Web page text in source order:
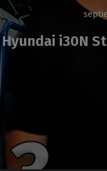
Hyundai i30N